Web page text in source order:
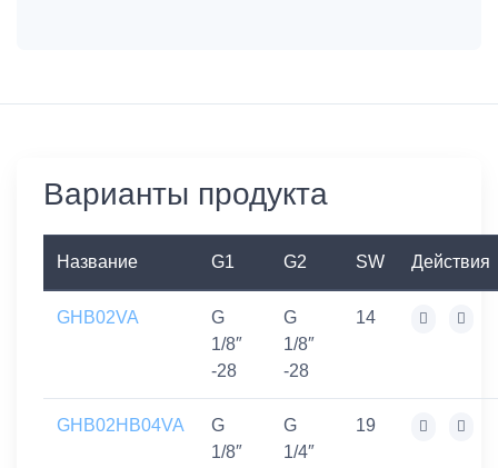
Варианты продукта
Название G1 G2 SW Действия
GHB02VA
G
1/8″
-28
G
1/8″
-28
14
GHB02HB04VA
G
1/8″
G
1/4″
19